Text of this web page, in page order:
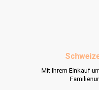
Mit Ihrem Einkauf